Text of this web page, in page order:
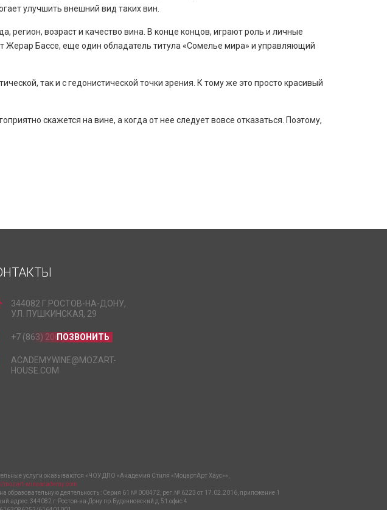
улучшить внешний вид таких вин.
регион, возраст и качество вина. В конце концов, играют роль и личные
Жерар Бассе, еще один обладатель титула «Сомелье мира» и управляющий
так и с гедонистической точки зрения. К тому же это просто красивый
скажется на вине, а когда от нее следует вовсе отказаться. Поэтому,
344082 Г.РОСТОВ-НА-ДОНУ,
УЛ. ПУШКИНСКАЯ, 29
+7 (863) 206-15-15
ПОЗВОНИТЬ
ACADEMYWINE@MOZART-
HOUSE.COM
услуги оказываются «ЧОУ ДПО «Академия Стиля «МоцартАрт Хаус»»,
mozart-wineacademy.com
образовательную деятельность : Серия 61 № 000472, рег.№ 6223 от 17.02.2016, приложение 1
адрес: 344082 г.Ростов-на-Дону пр.Буденновский д.51 офис 4